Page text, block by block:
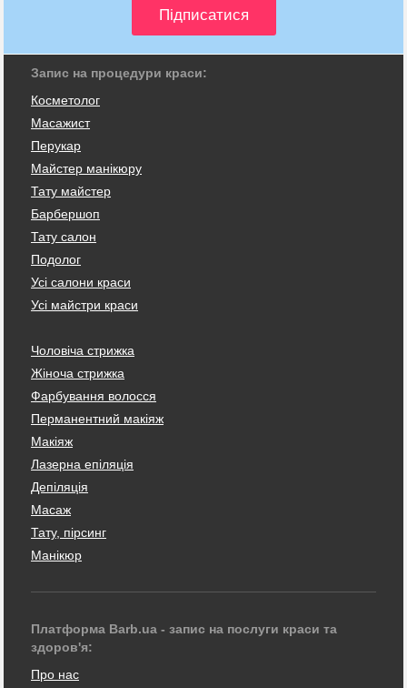
Запис на процедури краси:
Косметолог
Масажист
Перукар
Майстер манікюру
Тату майстер
Барбершоп
Тату салон
Подолог
Усі салони краси
Усі майстри краси
Чоловіча стрижка
Жіноча стрижка
Фарбування волосся
Перманентний макіяж
Макіяж
Лазерна епіляція
Депіляція
Масаж
Тату, пірсинг
Манікюр
Платформа Barb.ua - запис на послуги краси та
здоров'я:
Про нас